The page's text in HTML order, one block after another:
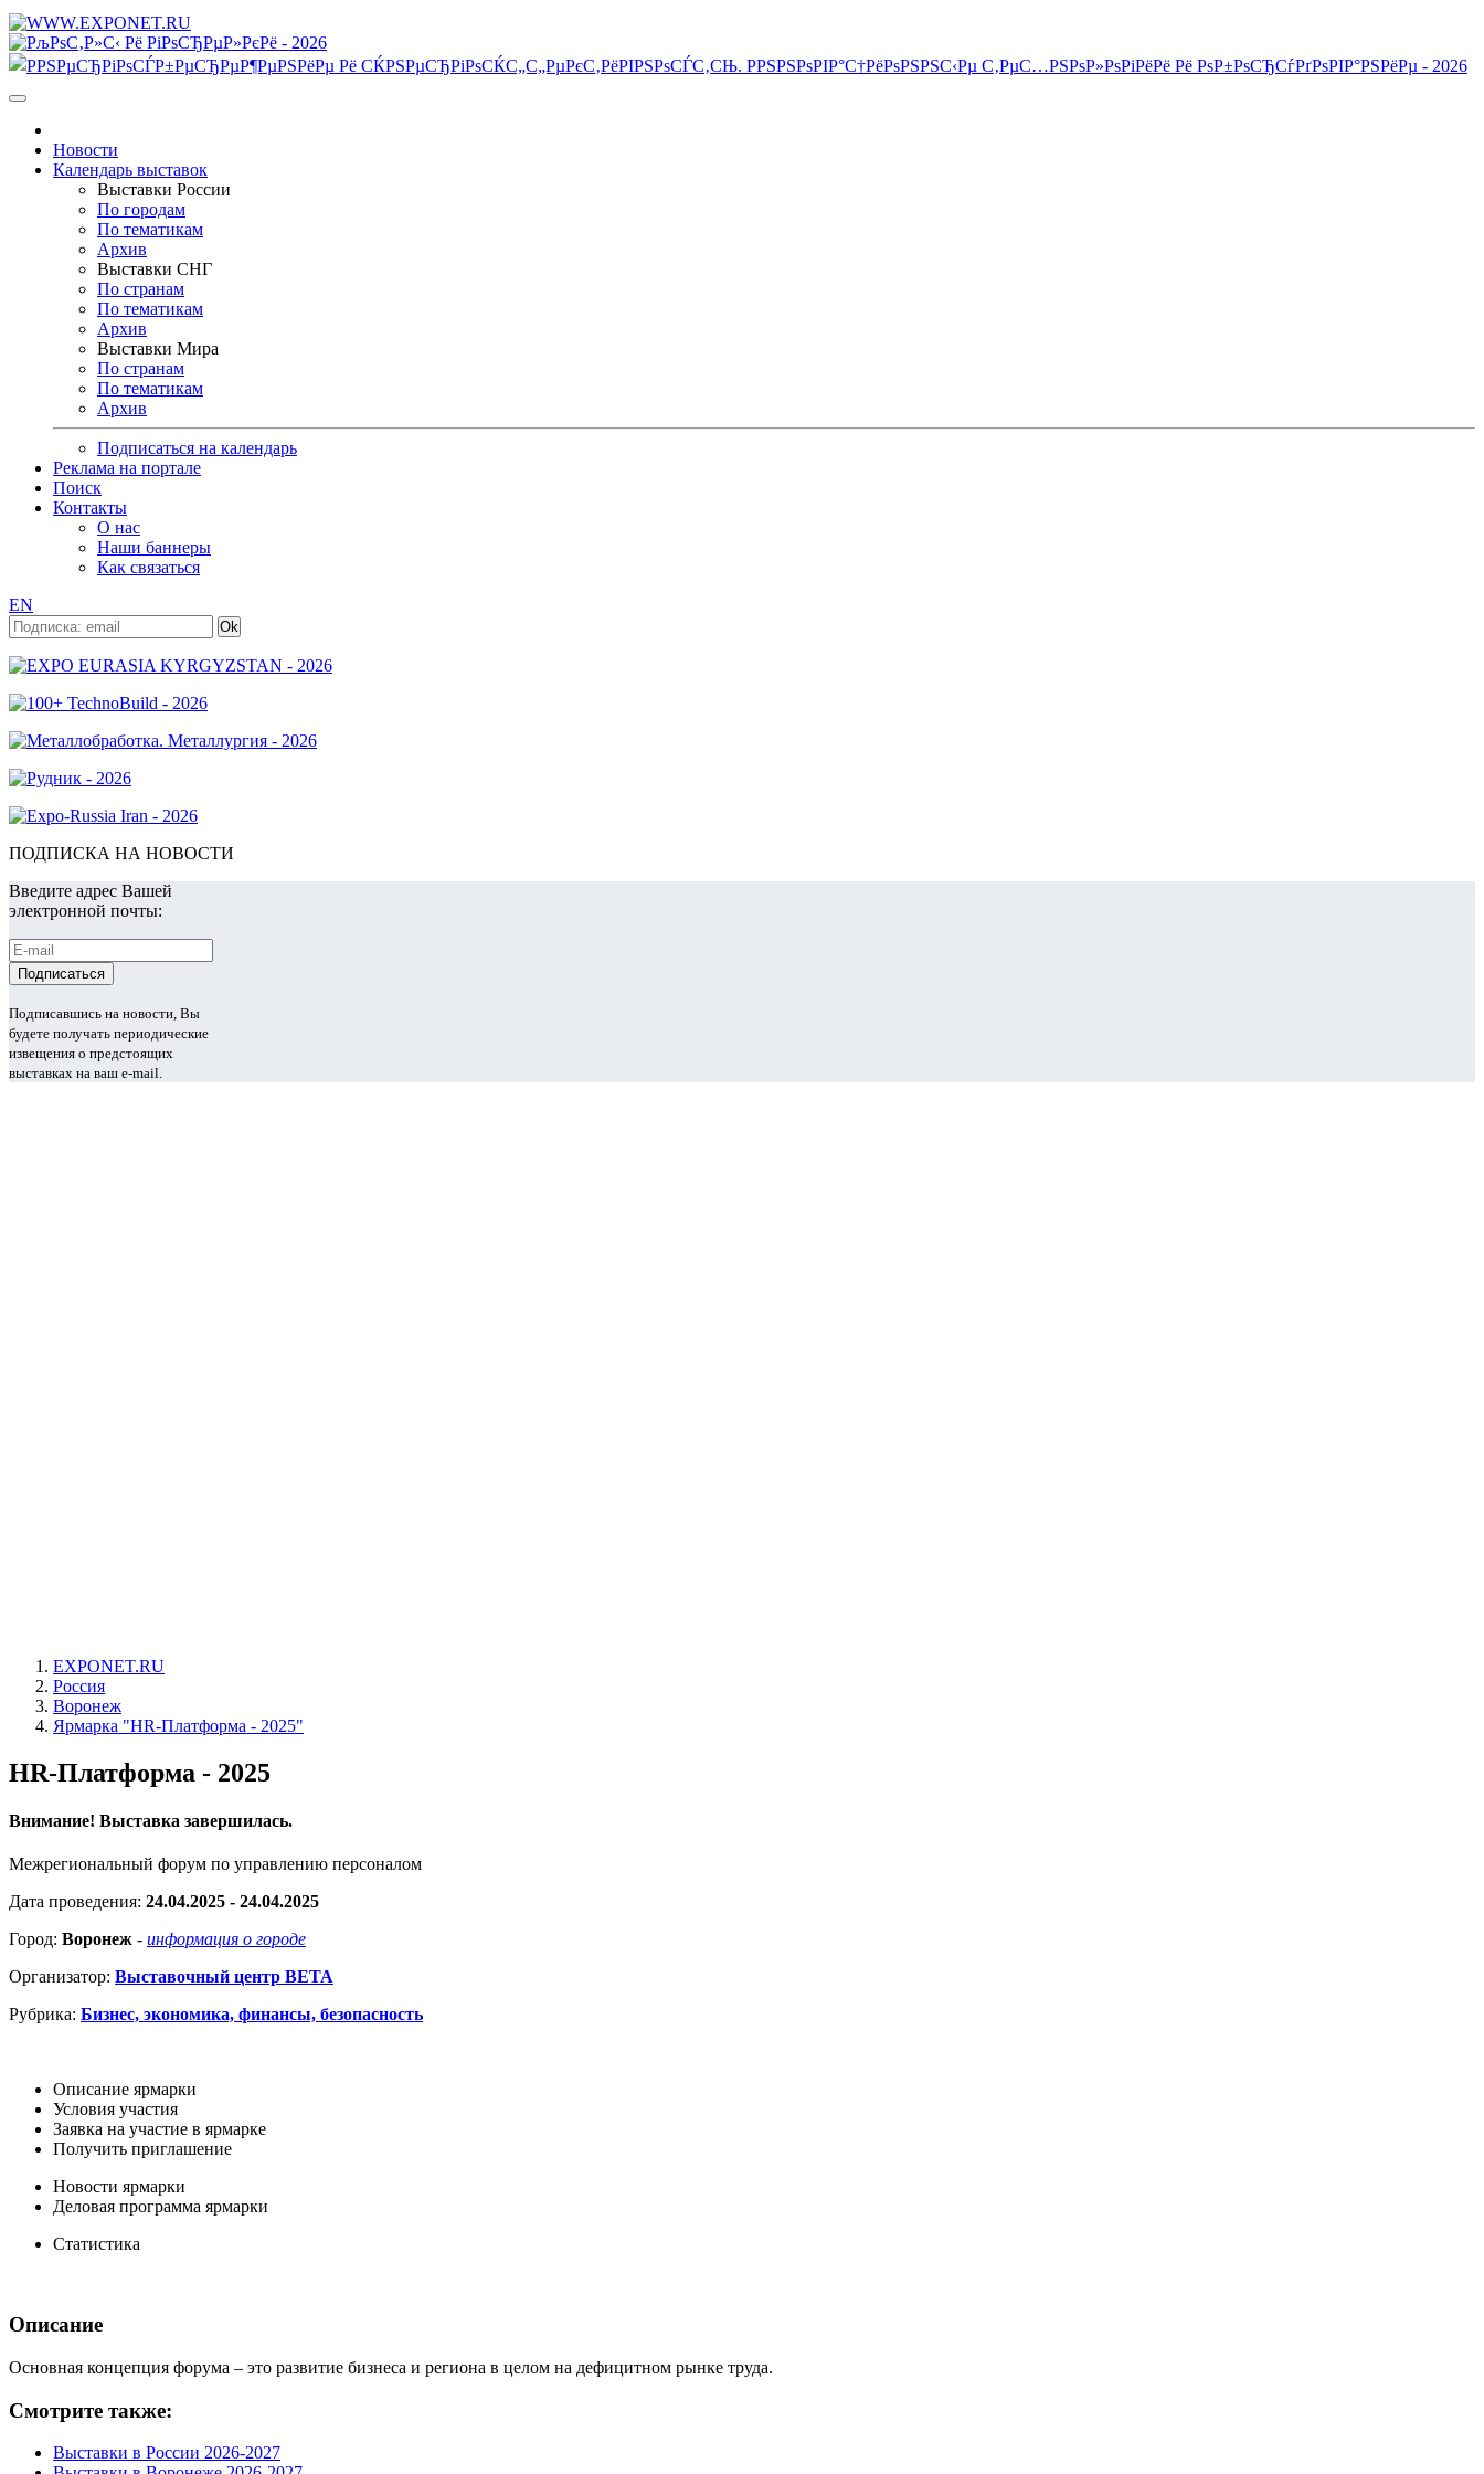
Новости
Календарь выставок
Выставки России
По городам
По тематикам
Архив
Выставки СНГ
По странам
По тематикам
Архив
Выставки Мира
По странам
По тематикам
Архив
Подписаться на календарь
Реклама на портале
Поиск
Контакты
О нас
Наши баннеры
Как связаться
EN
ПОДПИСКА НА НОВОСТИ
Введите адрес Вашей
электронной почты:
Подписавшись на новости, Вы
будете получать периодические
извещения о предстоящих
выставках на ваш e-mail.
EXPONET.RU
Россия
Воронеж
Ярмарка "HR-Платформа - 2025"
HR-Платформа - 2025
Внимание! Выставка завершилась.
Межрегиональный форум по управлению персоналом
Дата проведения: 24.04.2025 - 24.04.2025
Город: Воронеж - информация о городе
Организатор: Выставочный центр ВЕТА
Рубрика: Бизнес, экономика, финансы, безопасность
Описание ярмарки
Условия участия
Заявка на участие в ярмарке
Получить приглашение
Новости ярмарки
Деловая программа ярмарки
Статистика
Описание
Основная концепция форума – это развитие бизнеса и региона в целом на дефицитном рынке труда.
Смотрите также:
Выставки в России 2026-2027